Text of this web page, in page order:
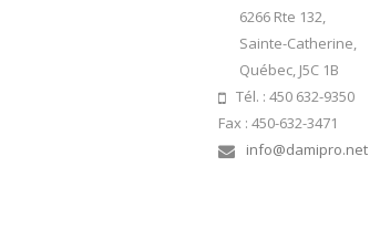
6266 Rte 132,
Sainte-Catherine,
Québec, J5C 1B
Tél. : 450 632-9350
Fax : 450-632-3471
info@damipro.net